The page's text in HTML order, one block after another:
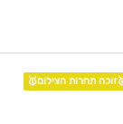
תחרות הצילום🥇